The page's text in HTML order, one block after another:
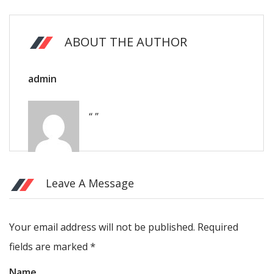
ABOUT THE AUTHOR
admin
“ ”
Leave A Message
Your email address will not be published. Required
fields are marked *